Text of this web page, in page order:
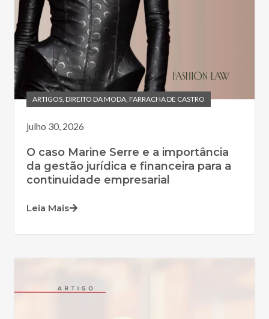
ARTIGOS, DIREITO DA MODA, FARRACHA DE CASTRO
julho 30, 2026
O caso Marine Serre e a importância
da gestão jurídica e financeira para a
continuidade empresarial
Leia Mais